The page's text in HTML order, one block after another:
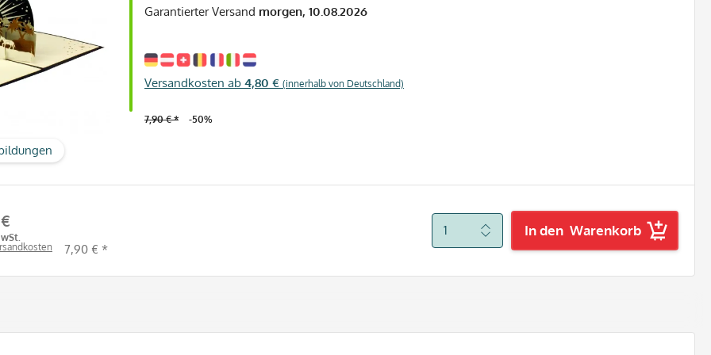
Garantierter Versand morgen, 10.08.2026
Versandkosten ab 4,80 € (innerhalb von Deutschland)
7,90 € * -50%
7,90 € *
In den Warenkorb